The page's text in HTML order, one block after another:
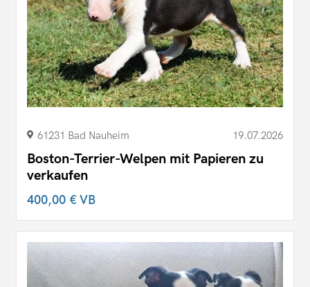
61231 Bad Nauheim 19.07.2026
Boston-Terrier-Welpen mit Papieren zu
verkaufen
400,00 €VB